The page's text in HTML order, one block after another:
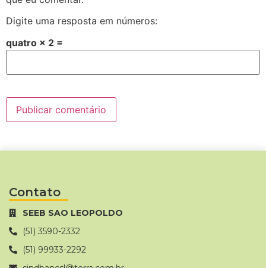
Digite uma resposta em números:
quatro × 2 =
Contato
SEEB SAO LEOPOLDO
(51) 3590-2332
(51) 99933-2292